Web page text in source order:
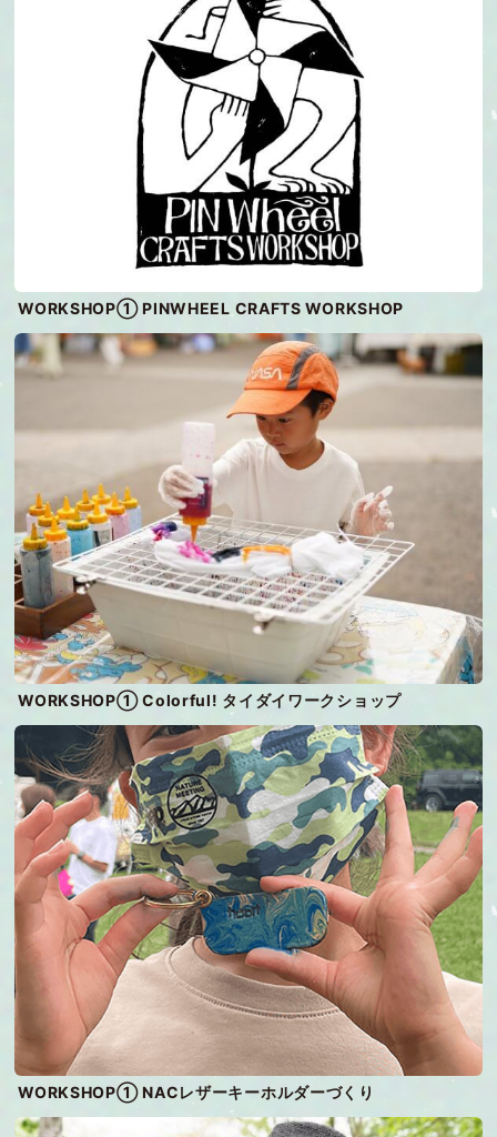
WORKSHOP① PINWHEEL CRAFTS WORKSHOP
WORKSHOP① Colorful! タイダイワークショップ
WORKSHOP① NACレザーキーホルダーづくり